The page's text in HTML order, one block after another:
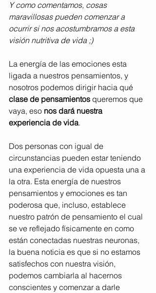
Y como comentamos, cosas
maravillosas pueden comenzar a
ocurrir si nos acostumbramos a esta
visión nutritiva de vida ;)
La energía de las emociones esta
ligada a nuestros pensamientos, y
nosotros podemos dirigir hacia qué
clase de pensamientos queremos que
vaya, eso nos dará nuestra
experiencia de vida.
Dos personas con igual de
circunstancias pueden estar teniendo
una experiencia de vida opuesta una a
la otra. Esta energía de nuestros
pensamientos y emociones es tan
poderosa que, incluso, establece
nuestro patrón de pensamiento el cual
se ve reflejado físicamente en como
están conectadas nuestras neuronas,
la buena noticia es que si no estamos
satisfechos con nuestra visión,
podemos cambiarla al hacernos
conscientes y comenzar a darle